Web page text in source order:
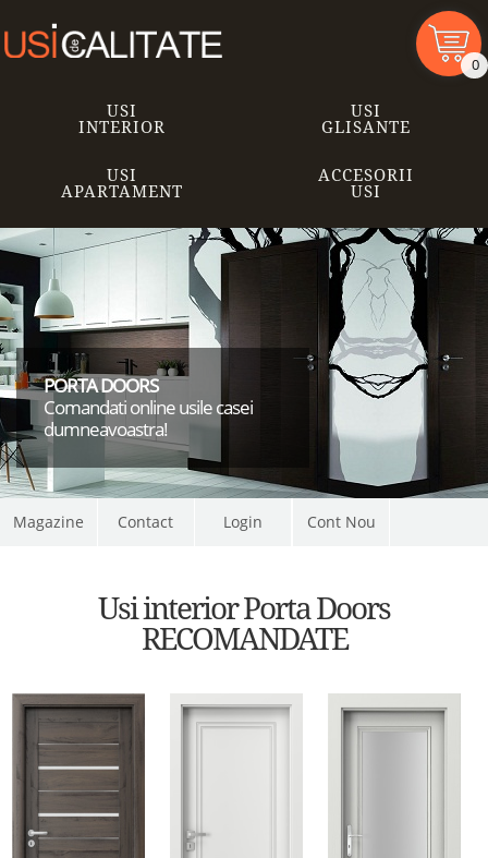
0
USI
INTERIOR
USI
GLISANTE
USI
APARTAMENT
ACCESORII
USI
PORTA DOORS
Comandati online usile casei
dumneavoastra!
Magazine Contact Cont Nou
Usi interior Porta Doors
RECOMANDATE